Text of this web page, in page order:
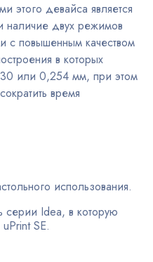
этого девайса является
наличие двух режимов
с повышенным качеством
в которых
или 0,254 мм, при этом
время
использования.
Idea, в которую
SE.